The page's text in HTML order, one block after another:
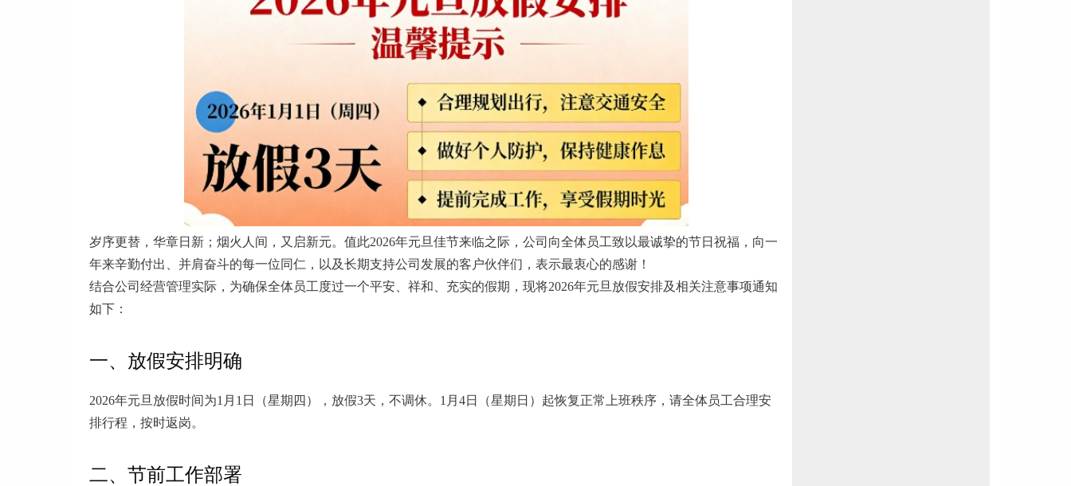
岁序更替，华章日新；烟火人间，又启新元。值此2026年元旦佳节来临之际，公司向全体员工致以最诚挚的节日祝福，向一
年来辛勤付出、并肩奋斗的每一位同仁，以及长期支持公司发展的客户伙伴们，表示最衷心的感谢！
结合公司经营管理实际，为确保全体员工度过一个平安、祥和、充实的假期，现将2026年元旦放假安排及相关注意事项通知
如下：
一、放假安排明确
2026年元旦放假时间为1月1日（星期四），放假3天，不调休。1月4日（星期日）起恢复正常上班秩序，请全体员工合理安
排行程，按时返岗。
二、节前工作部署